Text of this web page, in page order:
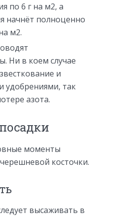
по 6 г на м2, а
начнёт полноценно
м2.
Ни в коем случае
и
удобрениями, так
азота.
моменты
косточки.
высаживать в